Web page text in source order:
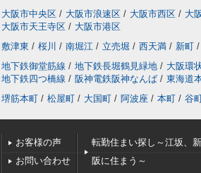
大阪市中央区 / 大阪市浪速区 / 大阪市西区 / 大
大阪市天王寺区 / 大阪市港区
敷津東 / 桜川 / 南堀江 / 立売堀 / 西天満 / 新町 /
地下鉄御堂筋線 / 地下鉄長堀鶴見緑地 / 大阪環
地下鉄四つ橋線 / 阪神電鉄阪神なんば / 東海道
堺筋本町 / 松屋町 / 大国町 / 阿波座 / 本町 / 谷
お客様の声
お問い合わせ
転勤住まい探し～江坂、
阪に住まう～